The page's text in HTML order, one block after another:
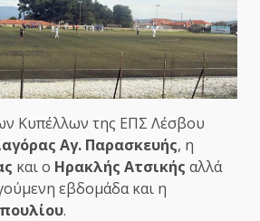
Κυπέλλων της ΕΠΣ Λέσβου
Αγ. Παρασκευής, η
και ο Ηρακλής Ατσικής αλλά
εβδομάδα και η
.